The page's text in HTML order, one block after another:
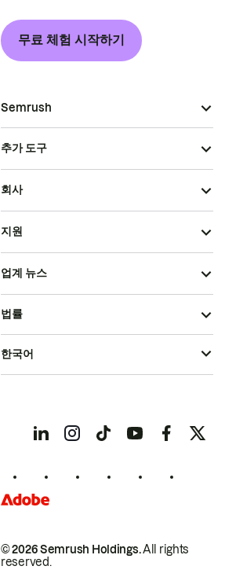
무료 체험 시작하기
Semrush
추가 도구
회사
지원
업계 뉴스
© 2026 Semrush Holdings.All rights
reserved.
법률
한국어